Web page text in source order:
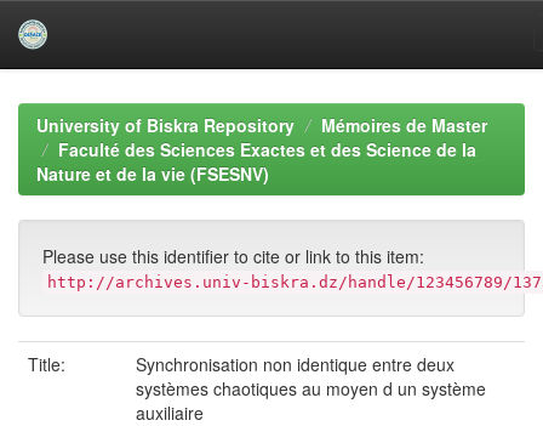
navigationUniversity of Biskra Repository
Mémoires de Master
Faculté des Sciences Exactes et des Science de la
Nature et de la vie (FSESNV)
Please use this identifier to cite or link to this item:
http://archives.univ-biskra.dz/handle/123456789/
Title:
Synchronisation non identique entre deux
systèmes chaotiques au moyen d un système
auxiliaire